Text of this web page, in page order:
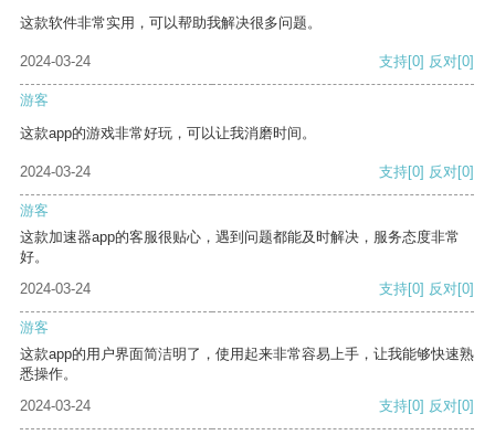
这款软件非常实用，可以帮助我解决很多问题。
2024-03-24 支持[0] 反对[0]
游客
这款app的游戏非常好玩，可以让我消磨时间。
2024-03-24 支持[0] 反对[0]
游客
这款加速器app的客服很贴心，遇到问题都能及时解决，服务态度非常
好。
2024-03-24
支持[0] 反对[0]
游客
这款app的用户界面简洁明了，使用起来非常容易上手，让我能够快速熟
悉操作。
2024-03-24
支持[0] 反对[0]